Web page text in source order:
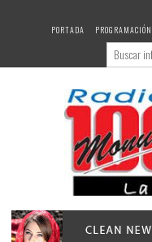
PORTADA
PROGRAMACIÓN